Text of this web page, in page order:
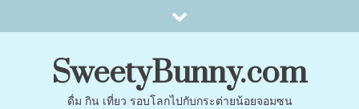
to
SweetyBunny.com
ดื่ม กิน เที่ยว รอบโลกไปกับกระต่ายน้อยจอมซน